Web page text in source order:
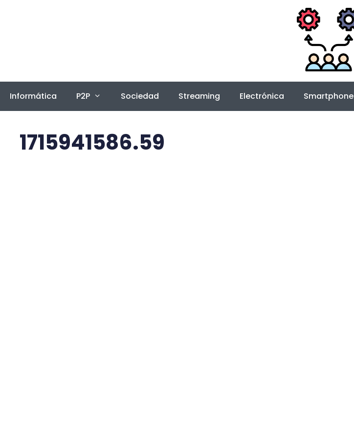
Informática P2P Sociedad Streaming Electrónica Smartphone
1715941586.59